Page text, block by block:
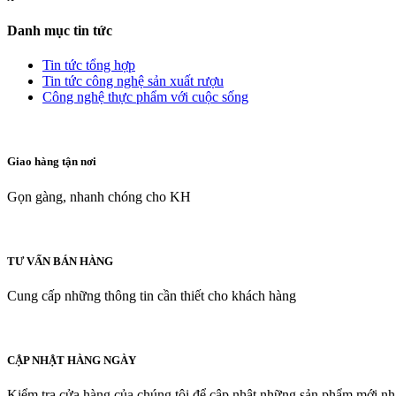
Danh mục tin tức
Tin tức tổng hợp
Tin tức công nghệ sản xuất rượu
Công nghệ thực phẩm với cuộc sống
Giao hàng tận nơi
Gọn gàng, nhanh chóng cho KH
TƯ VẤN BÁN HÀNG
Cung cấp những thông tin cần thiết cho khách hàng
CẬP NHẬT HÀNG NGÀY